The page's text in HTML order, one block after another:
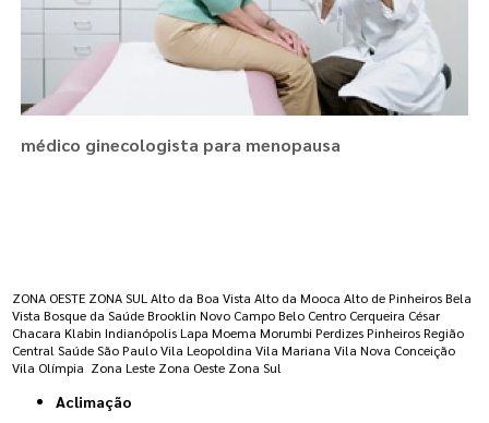
médico ginecologista para menopausa
ZONA OESTE ZONA SUL Alto da Boa Vista Alto da Mooca Alto de Pinheiros Bela
Vista Bosque da Saúde Brooklin Novo Campo Belo Centro Cerqueira César
Chacara Klabin Indianópolis Lapa Moema Morumbi Perdizes Pinheiros Região
Central Saúde São Paulo Vila Leopoldina Vila Mariana Vila Nova Conceição
Vila Olímpia Zona Leste Zona Oeste Zona Sul
Aclimação